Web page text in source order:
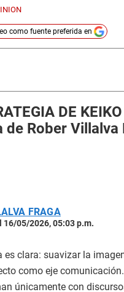
como fuente preferida en
DE
de Rober Villalva
FRAGA
16/05/2026, 05:03 p.m.
es clara: suavizar la
como eje
únicamente con